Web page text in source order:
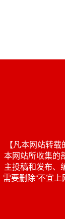
【凡本网站转
本网站所收集的
主投稿和发布、
需要删除“不宜